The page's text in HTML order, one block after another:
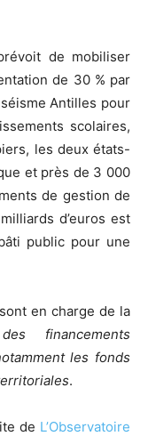
de mobiliser
de 30 % par
Antilles pour
scolaires,
les deux états-
et près de 3 000
de gestion de
d’euros est
public pour une
en charge de la
financements
les fonds
.
de L’Observatoire